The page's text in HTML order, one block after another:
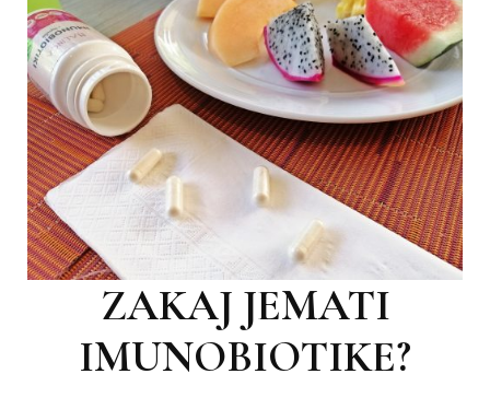
ZAKAJ JEMATI
IMUNOBIOTIKE?